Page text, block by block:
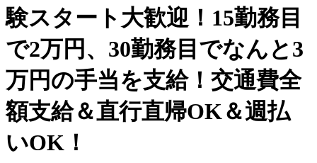
験スタート大歓迎！15勤務目
で2万円、30勤務目でなんと3
万円の手当を支給！交通費全
額支給＆直行直帰OK＆週払
いOK！